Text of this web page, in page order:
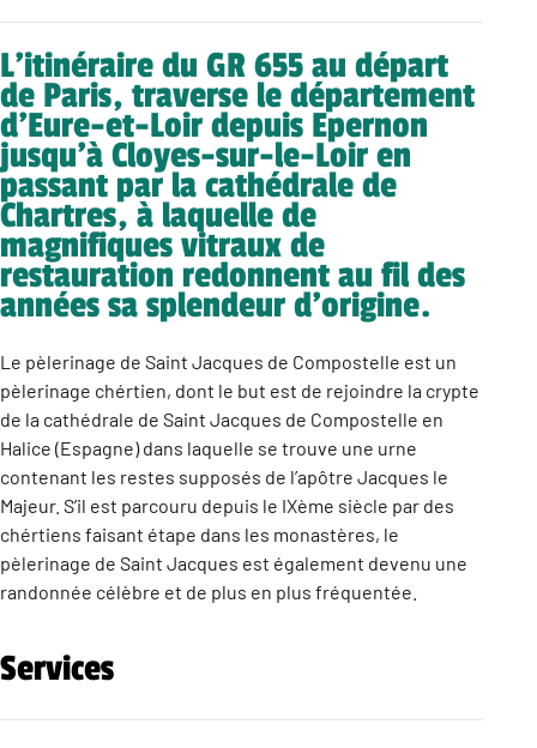
L’itinéraire du GR 655 au départ
de Paris, traverse le département
d’Eure-et-Loir depuis Epernon
jusqu’à Cloyes-sur-le-Loir en
passant par la cathédrale de
Chartres, à laquelle de
magnifiques vitraux de
restauration redonnent au fil des
années sa splendeur d’origine.
Le pèlerinage de Saint Jacques de Compostelle est un
pèlerinage chértien, dont le but est de rejoindre la crypte
de la cathédrale de Saint Jacques de Compostelle en
Halice (Espagne) dans laquelle se trouve une urne
contenant les restes supposés de l’apôtre Jacques le
Majeur. S’il est parcouru depuis le IXème siècle par des
chértiens faisant étape dans les monastères, le
pèlerinage de Saint Jacques est également devenu une
randonnée célèbre et de plus en plus fréquentée.
Services